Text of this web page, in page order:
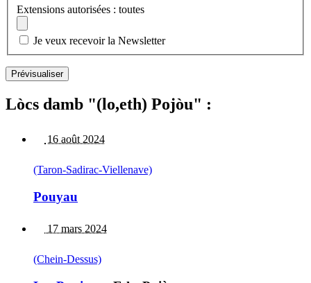
Extensions autorisées : toutes
Je veux recevoir la Newsletter
Lòcs damb "(lo,eth) Pojòu" :
16 août 2024
(Taron-Sadirac-Viellenave)
Pouyau
17 mars 2024
(Chein-Dessus)